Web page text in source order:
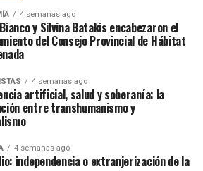
4 semanas ago
y Silvina Batakis encabezaron el
del Consejo Provincial de Hábitat
4 semanas ago
artificial, salud y soberanía: la
entre transhumanismo y
4 semanas ago
independencia o extranjerización de la